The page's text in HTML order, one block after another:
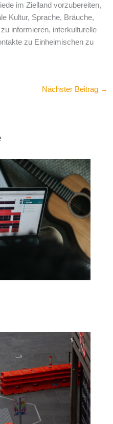
im Zielland vorzubereiten,
Kultur, Sprache, Bräuche,
informieren, interkulturelle
zu Einheimischen zu
Nächster Beitrag →